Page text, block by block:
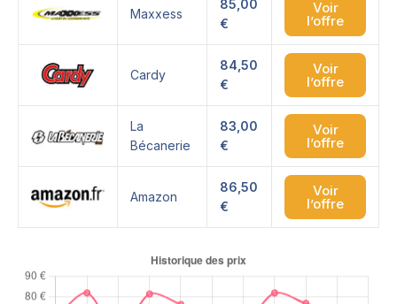
Maxxess
85,00
€
Voir
l’offre
Cardy
84,50
€
Voir
l’offre
La
Bécanerie
83,00
€
Voir
l’offre
Amazon
86,50
€
Voir
l’offre